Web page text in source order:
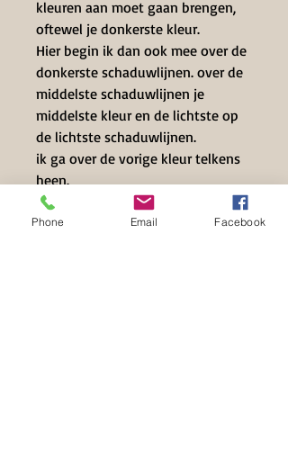
kleuren aan moet gaan brengen,
oftewel je donkerste kleur.
Hier begin ik dan ook mee over de
donkerste schaduwlijnen. over de
middelste schaduwlijnen je
middelste kleur en de lichtste op
de lichtste schaduwlijnen.
ik ga over de vorige kleur telkens
heen.
daarna je gompotlood en blenden
Phone Email Facebook